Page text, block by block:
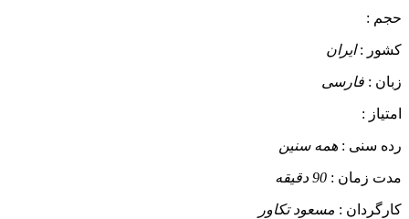
حجم :
کشور :ایران
زبان : فارسی
امتیاز :
رده سنی : همه سنین
مدت زمان : 90 دقیقه
کارگردان : مسعود تکاور